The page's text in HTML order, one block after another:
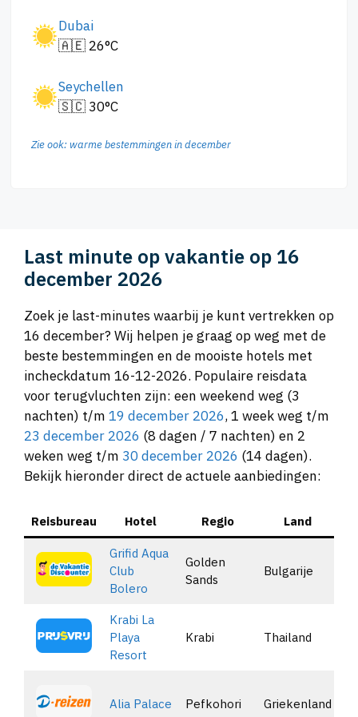
Dubai
🇦🇪 26°C
Seychellen
🇸🇨 30°C
Zie ook: warme bestemmingen in december
Last minute op vakantie op 16
december 2026
Zoek je last-minutes waarbij je kunt vertrekken op
16 december? Wij helpen je graag op weg met de
beste bestemmingen en de mooiste hotels met
incheckdatum 16-12-2026. Populaire reisdata
voor terugvluchten zijn: een weekend weg (3
nachten) t/m 19 december 2026, 1 week weg t/m
23 december 2026 (8 dagen / 7 nachten) en 2
weken weg t/m 30 december 2026 (14 dagen).
Bekijk hieronder direct de actuele aanbiedingen:
Reisbureau Hotel Regio Land
Grifid Aqua
Club
Bolero
Golden
Sands
Bulgarije
Krabi La
Playa
Resort
Krabi Thailand
Alia Palace Pefkohori Griekenland